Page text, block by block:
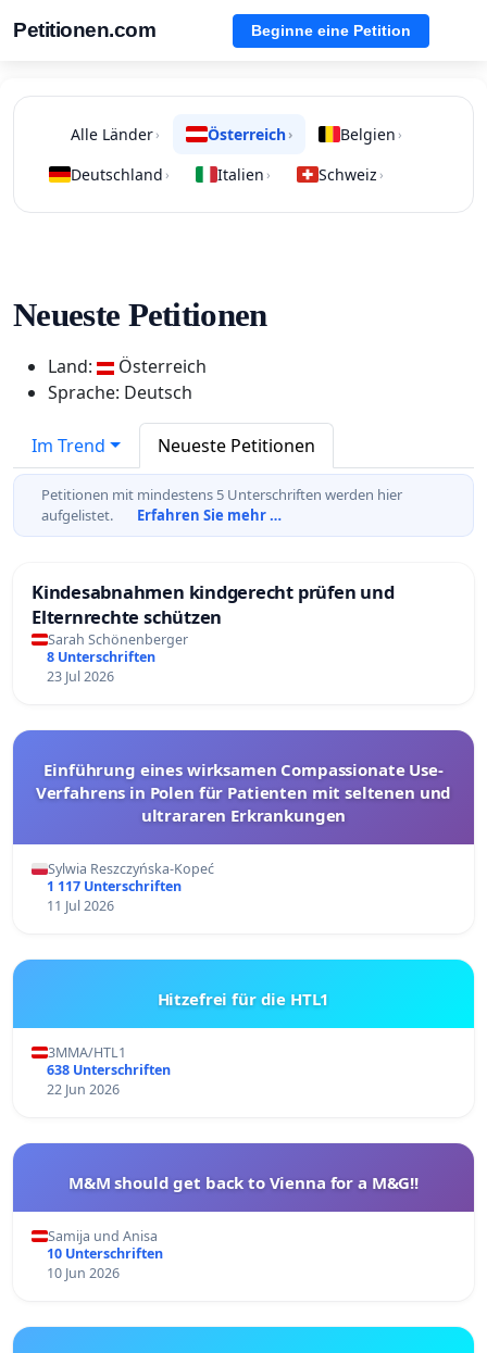
Petitionen.com Beginne eine Petition
Alle Länder› Österreich› Belgien ›
Deutschland › Italien › Schweiz ›
Neueste Petitionen
Land:
Österreich
Sprache: Deutsch
Im Trend Neueste Petitionen
Petitionen mit mindestens 5 Unterschriften werden hier
aufgelistet.
Erfahren Sie mehr …
Kindesabnahmen kindgerecht prüfen und
Elternrechte schützen
Sarah Schönenberger
8 Unterschriften
23 Jul 2026
Einführung eines wirksamen Compassionate Use-
Verfahrens in Polen für Patienten mit seltenen und
ultrararen Erkrankungen
Sylwia Reszczyńska-Kopeć
1 117 Unterschriften
11 Jul 2026
Hitzefrei für die HTL1
3MMA/HTL1
638 Unterschriften
22 Jun 2026
M&M should get back to Vienna for a M&G!!
Samija und Anisa
10 Unterschriften
10 Jun 2026